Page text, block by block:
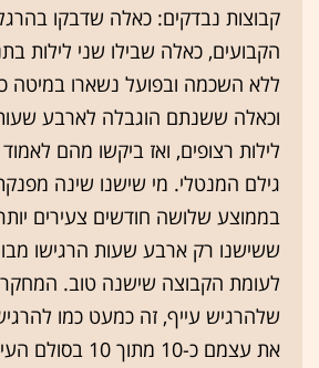
קבוצות נבדקים: כאלה שדבקו
הקבועים, כאלה שבילו שני לילות
ללא השכמה ובפועל נשארו במיטה
וכאלה ששנתם הוגבלה לארבע
לילות רצופים, ואז ביקשו מהם
גילם המנטלי. מי שישנו שינה
בממוצע שלושה חודשים צעירים
לעומת הקבוצה שישנה טוב.
שלהרגיש עייף, זה כמעט כמו
את עצמם כ-10